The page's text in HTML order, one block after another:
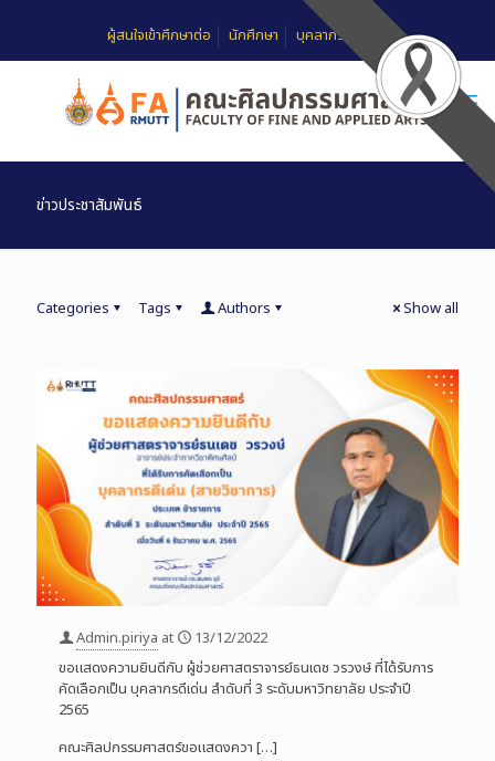
ผู้สนใจเข้าศึกษาต่อ นักศึกษา บุคลากร
ข่าวประชาสัมพันธ์
Categories Tags Authors Show all
Admin.piriya at
13/12/2022
ขอแสดงความยินดีกับ ผู้ช่วยศาสตราจารย์ธนเดช วรวงษ์ ที่ได้รับการ
คัดเลือกเป็น บุคลากรดีเด่น ลำดับที่ 3 ระดับมหาวิทยาลัย ประจำปี
2565
คณะศิลปกรรมศาสตร์ขอแสดงควา […]